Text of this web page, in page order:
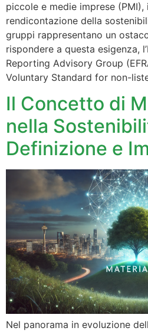
piccole e medie imprese
rendicontazione della
gruppi rappresentano un
rispondere a questa esigenza,
Reporting Advisory Group
Voluntary Standard for non-
Il Concetto di
nella
Definizione e
Nel panorama in evoluzione